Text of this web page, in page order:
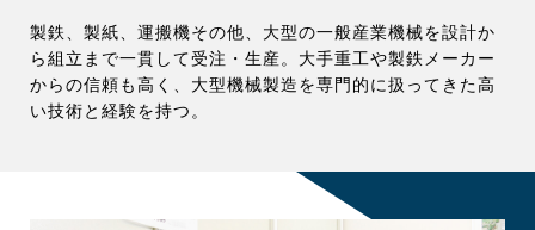
製鉄、製紙、運搬機その他、大型の一般産業機械を設計か
ら組立まで一貫して受注・生産。大手重工や製鉄メーカー
からの信頼も高く、大型機械製造を専門的に扱ってきた高
い技術と経験を持つ。